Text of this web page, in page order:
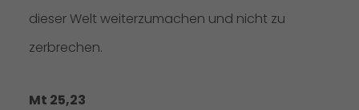
dieser Welt weiterzumachen und nicht zu
zerbrechen.
Mt 25,23